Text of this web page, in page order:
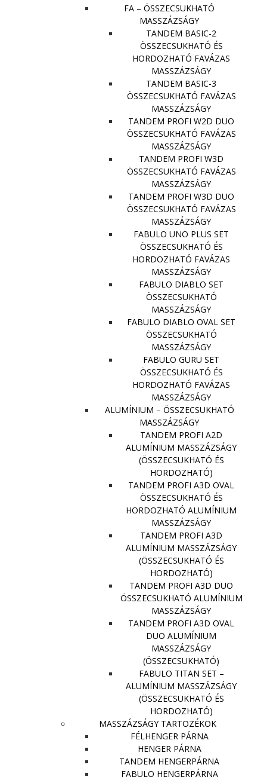
FA – ÖSSZECSUKHATÓ
MASSZÁZSÁGY
TANDEM BASIC-2
ÖSSZECSUKHATÓ ÉS
HORDOZHATÓ FAVÁZAS
MASSZÁZSÁGY
TANDEM BASIC-3
ÖSSZECSUKHATÓ FAVÁZAS
MASSZÁZSÁGY
TANDEM PROFI W2D DUO
ÖSSZECSUKHATÓ FAVÁZAS
MASSZÁZSÁGY
TANDEM PROFI W3D
ÖSSZECSUKHATÓ FAVÁZAS
MASSZÁZSÁGY
TANDEM PROFI W3D DUO
ÖSSZECSUKHATÓ FAVÁZAS
MASSZÁZSÁGY
FABULO UNO PLUS SET
ÖSSZECSUKHATÓ ÉS
HORDOZHATÓ FAVÁZAS
MASSZÁZSÁGY
FABULO DIABLO SET
ÖSSZECSUKHATÓ
MASSZÁZSÁGY
FABULO DIABLO OVAL SET
ÖSSZECSUKHATÓ
MASSZÁZSÁGY
FABULO GURU SET
ÖSSZECSUKHATÓ ÉS
HORDOZHATÓ FAVÁZAS
MASSZÁZSÁGY
ALUMÍNIUM – ÖSSZECSUKHATÓ
MASSZÁZSÁGY
TANDEM PROFI A2D
ALUMÍNIUM MASSZÁZSÁGY
(ÖSSZECSUKHATÓ ÉS
HORDOZHATÓ)
TANDEM PROFI A3D OVAL
ÖSSZECSUKHATÓ ÉS
HORDOZHATÓ ALUMÍNIUM
MASSZÁZSÁGY
TANDEM PROFI A3D
ALUMÍNIUM MASSZÁZSÁGY
(ÖSSZECSUKHATÓ ÉS
HORDOZHATÓ)
TANDEM PROFI A3D DUO
ÖSSZECSUKHATÓ ALUMÍNIUM
MASSZÁZSÁGY
TANDEM PROFI A3D OVAL
DUO ALUMÍNIUM
MASSZÁZSÁGY
(ÖSSZECSUKHATÓ)
FABULO TITAN SET –
ALUMÍNIUM MASSZÁZSÁGY
(ÖSSZECSUKHATÓ ÉS
HORDOZHATÓ)
MASSZÁZSÁGY TARTOZÉKOK
FÉLHENGER PÁRNA
HENGER PÁRNA
TANDEM HENGERPÁRNA
FABULO HENGERPÁRNA